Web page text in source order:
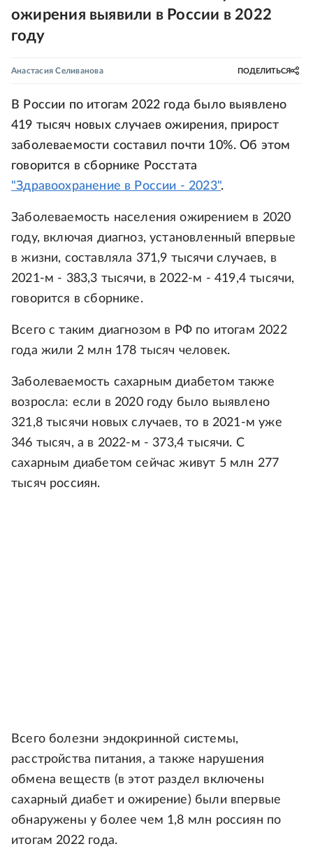
ожирения выявили в России в 2022
году
Анастасия Селиванова ПОДЕЛИТЬСЯ
В России по итогам 2022 года было выявлено
419 тысяч новых случаев ожирения, прирост
заболеваемости составил почти 10%. Об этом
говорится в сборнике Росстата
"Здравоохранение в России - 2023".
Заболеваемость населения ожирением в 2020
году, включая диагноз, установленный впервые
в жизни, составляла 371,9 тысячи случаев, в
2021-м - 383,3 тысячи, в 2022-м - 419,4 тысячи,
говорится в сборнике.
Всего с таким диагнозом в РФ по итогам 2022
года жили 2 млн 178 тысяч человек.
Заболеваемость сахарным диабетом также
возросла: если в 2020 году было выявлено
321,8 тысячи новых случаев, то в 2021-м уже
346 тысяч, а в 2022-м - 373,4 тысячи. С
сахарным диабетом сейчас живут 5 млн 277
тысяч россиян.
Всего болезни эндокринной системы,
расстройства питания, а также нарушения
обмена веществ (в этот раздел включены
сахарный диабет и ожирение) были впервые
обнаружены у более чем 1,8 млн россиян по
итогам 2022 года.